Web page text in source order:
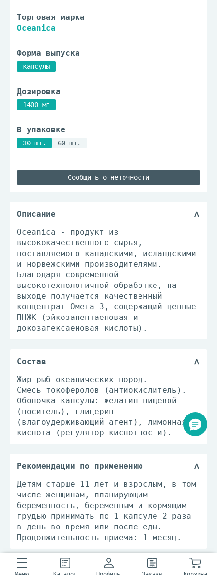
Торговая марка
Oceanica
Форма выпуска
капсулы
Дозировка
1400 мг
В упаковке
30 шт. 60 шт.
Сообщить о неточности
Описание
Oceanica - продукт из
высококачественного сырья,
поставляемого канадскими, исландскими
и норвежскими производителями.
Благодаря современной
высокотехнологичной обработке, на
выходе получается качественный
концентрат Омега-3, содержащий ценные
ПНЖК (эйкозапентаеновая и
докозагексаеновая кислоты).
Состав
Жир рыб океанических пород.
Смесь токоферолов (антиокислитель).
Оболочка капсулы: желатин пищевой
(носитель), глицерин
(влагоудерживающий агент), лимонная
кислота (регулятор кислотности).
Рекомендации по применению
Детям старше 11 лет и взрослым, в том
числе женщинам, планирующим
беременность, беременным и кормящим
грудью принимать по 1 капсуле 2 раза
в день во время или после еды.
Продолжительность приема: 1 месяц.
Противопоказания